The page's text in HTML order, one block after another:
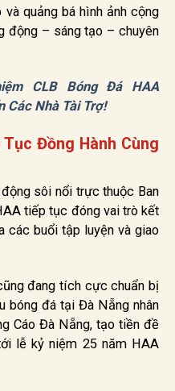
quảng bá hình ảnh cộng
động – sáng tạo – chuyên
CLB Bóng Đá HAA
Các Nhà Tài Trợ!
Đồng Hành Cùng
sôi nổi trực thuộc Ban
tiếp tục đóng vai trò kết
các buổi tập luyện và giao
đang tích cực chuẩn bị
bóng đá tại Đà Nẵng nhân
Cáo Đà Nẵng, tạo tiền đề
lễ kỷ niệm 25 năm HAA